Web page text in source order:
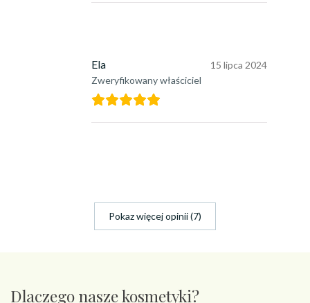
Ela
Zweryfikowany właściciel
15 lipca 2024
Pokaz więcej opinii (7)
Dlaczego nasze kosmetyki?